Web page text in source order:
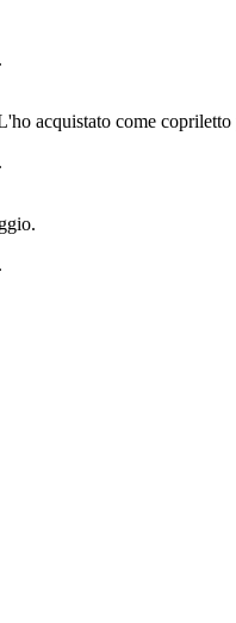
acquistato come